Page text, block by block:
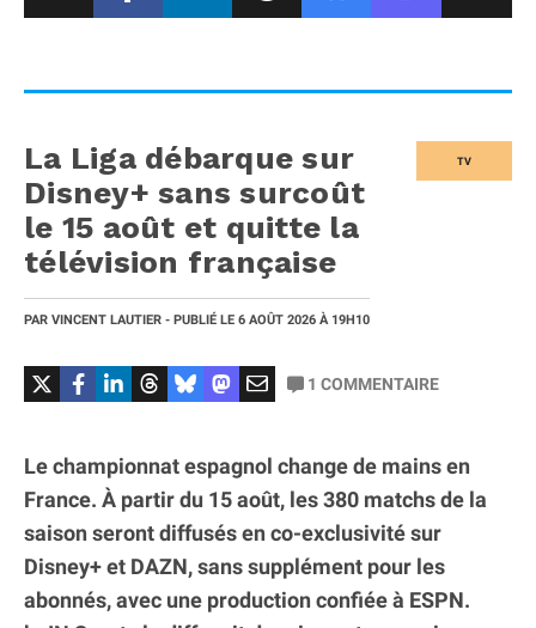
TV
La Liga débarque sur
Disney+ sans surcoût
le 15 août et quitte la
télévision française
PAR VINCENT LAUTIER - PUBLIÉ LE 6 AOÛT 2026 À 19H10
1 COMMENTAIRE
Le championnat espagnol change de mains en
France. À partir du 15 août, les 380 matchs de la
saison seront diffusés en co-exclusivité sur
Disney+ et DAZN, sans supplément pour les
abonnés, avec une production confiée à ESPN.